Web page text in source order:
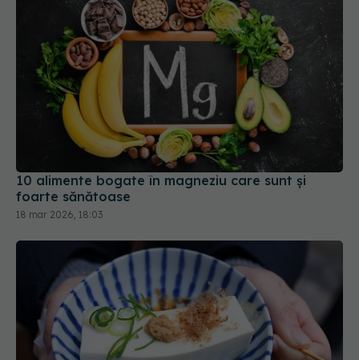
10 alimente bogate în magneziu care sunt și
foarte sănătoase
18 mar 2026, 18:03